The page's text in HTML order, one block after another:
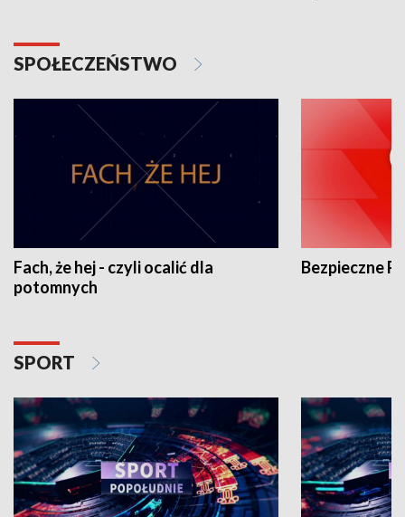
SPOŁECZEŃSTWO
Fach, że hej - czyli ocalić dla
potomnych
Bezpieczne
SPORT